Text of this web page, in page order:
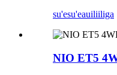
su'esu'eauiliiliga
NIO ET5